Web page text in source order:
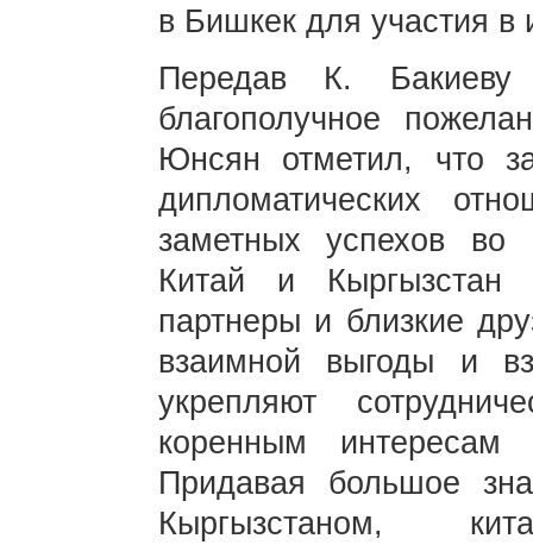
в Бишкек для участия в
Передав К. Бакиеву
благополучное
Юнсян отметил, что
дипломатических
заметных успехов во
Китай и
партнеры и близкие
взаимной выгоды и
укрепляют
коренным
Придавая большое
Кыргызстаном,